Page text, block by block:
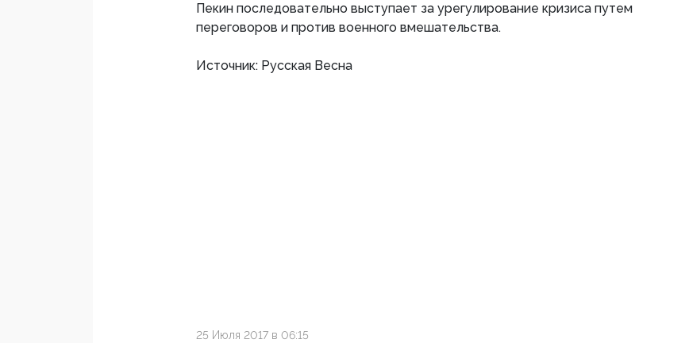
Пекин последовательно выступает за урегулирование кризиса путем
переговоров и против военного вмешательства.
Источник: Русская Весна
25 Июля 2017 в 06:15